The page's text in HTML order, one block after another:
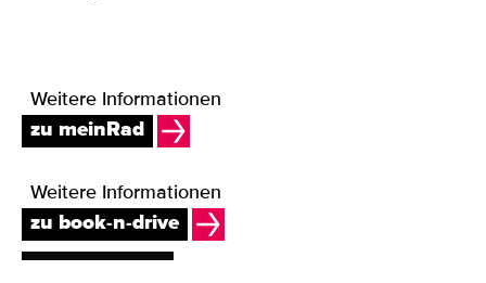
Weitere Informationen
zu meinRad
Weitere Informationen
zu book-n-drive